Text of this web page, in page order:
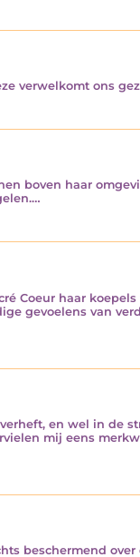
verwelkomt ons
boven haar
Coeur haar
gevoelens van
en wel in de
mij eens
beschermend